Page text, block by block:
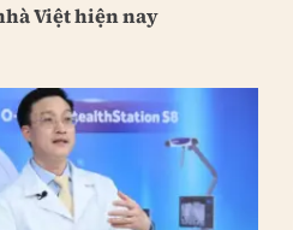
Việt hiện nay